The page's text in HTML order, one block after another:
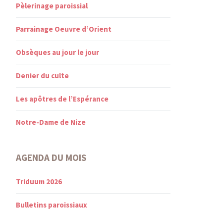
Pèlerinage paroissial
Parrainage Oeuvre d’Orient
Obsèques au jour le jour
Denier du culte
Les apôtres de l’Espérance
Notre-Dame de Nize
AGENDA DU MOIS
Triduum 2026
Bulletins paroissiaux